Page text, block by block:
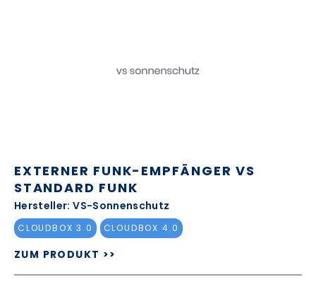
EXTERNER FUNK-EMPFÄNGER VS
STANDARD FUNK
Hersteller: VS-Sonnenschutz
CLOUDBOX 3.0 CLOUDBOX 4.0
ZUM PRODUKT >>